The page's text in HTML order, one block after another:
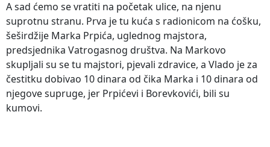
A sad ćemo se vratiti na početak ulice, na njenu
suprotnu stranu. Prva je tu kuća s radionicom na ćošku,
šeširdžije Marka Prpića, uglednog majstora,
predsjednika Vatrogasnog društva. Na Markovo
skupljali su se tu majstori, pjevali zdravice, a Vlado je za
čestitku dobivao 10 dinara od čika Marka i 10 dinara od
njegove supruge, jer Prpićevi i Borevkovići, bili su
kumovi.